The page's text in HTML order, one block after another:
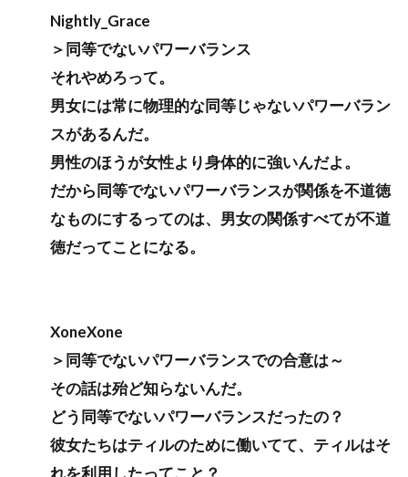
Nightly_Grace
＞同等でないパワーバランス
それやめろって。
男女には常に物理的な同等じゃないパワーバラン
スがあるんだ。
男性のほうが女性より身体的に強いんだよ。
だから同等でないパワーバランスが関係を不道徳
なものにするってのは、男女の関係すべてが不道
徳だってことになる。
XoneXone
＞同等でないパワーバランスでの合意は～
その話は殆ど知らないんだ。
どう同等でないパワーバランスだったの？
彼女たちはティルのために働いてて、ティルはそ